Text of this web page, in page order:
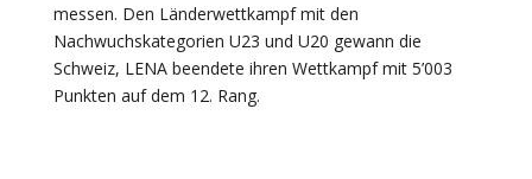
messen. Den Länderwettkampf mit den
Nachwuchskategorien U23 und U20 gewann die
Schweiz, LENA beendete ihren Wettkampf mit 5’003
Punkten auf dem 12. Rang.